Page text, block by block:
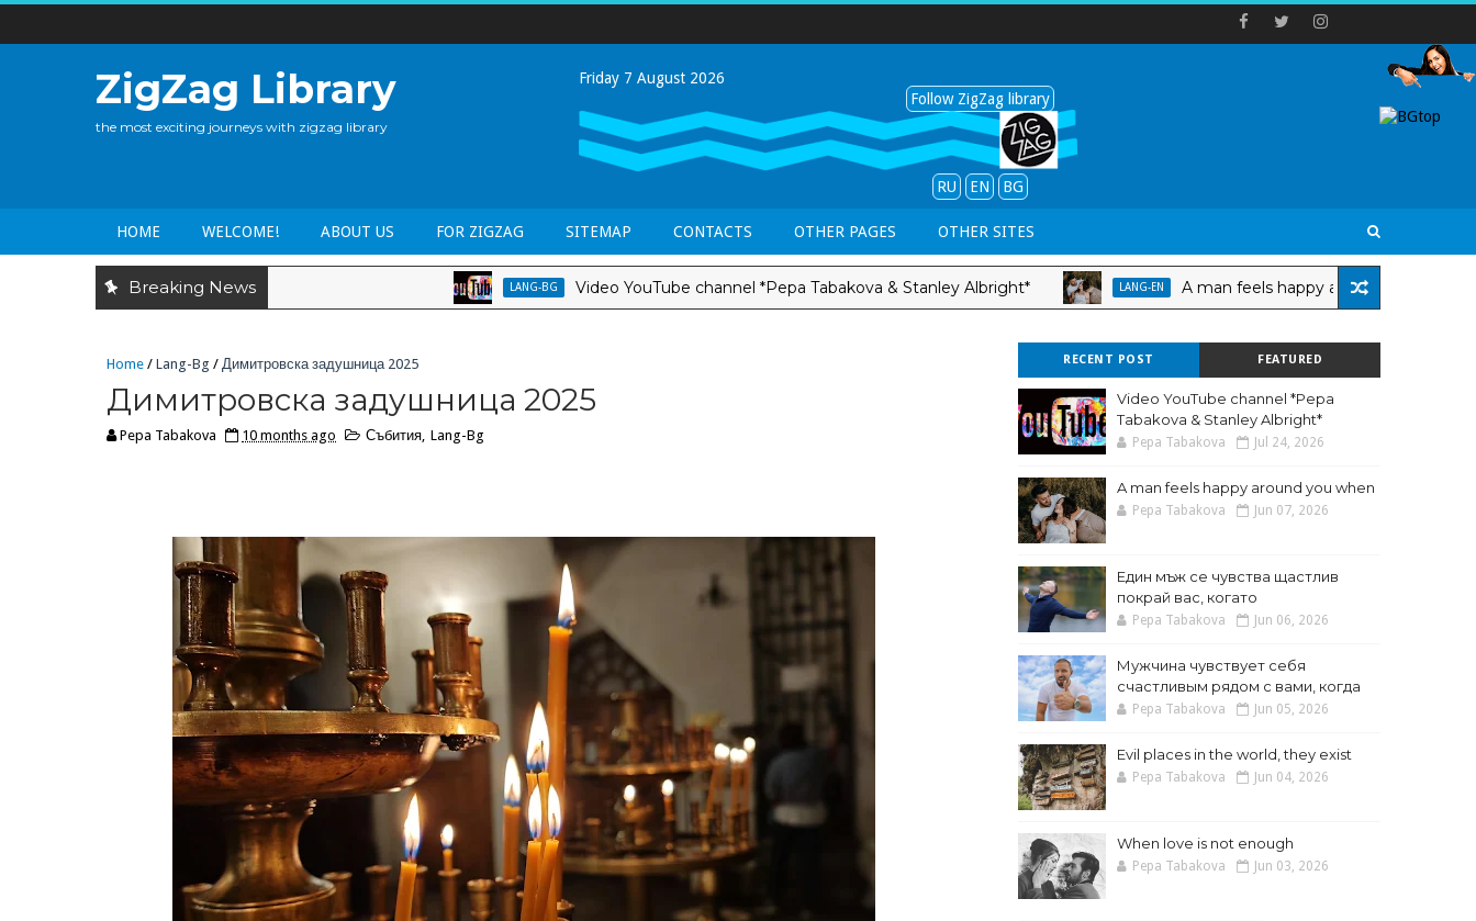
ZigZag Library
the most exciting journeys with zigzag library
Friday 7 August 2026
Follow ZigZag library
RU EN BG
HOME WELCOME! ABOUT US FOR ZIGZAG SITEMAP CONTACTS OTHER PAGES OTHER SITES
Breaking News LANG-BG Video YouTube channel *Pepa Tabakova & Stanley Albright* LANG-EN A man feels happy around you when
Home / Lang-Bg / Димитровска задушница 2025
Димитровска задушница 2025
Pepa Tabakova 10 months ago Събития, Lang-Bg
RECENT POST FEATURED
Video YouTube channel *Pepa
Tabakova & Stanley Albright*
Pepa Tabakova Jul 24, 2026
A man feels happy around you when
Pepa Tabakova Jun 07, 2026
Един мъж се чувства щастлив
покрай вас, когато
Pepa Tabakova Jun 06, 2026
Мужчина чувствует себя
счастливым рядом с вами, когда
Pepa Tabakova Jun 05, 2026
Evil places in the world, they exist
Pepa Tabakova Jun 04, 2026
When love is not enough
Pepa Tabakova Jun 03, 2026